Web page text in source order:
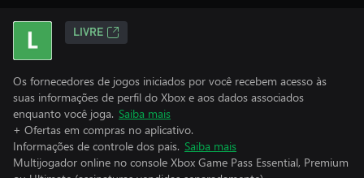
LIVRE
Os fornecedores de jogos iniciados por você recebem acesso às
suas informações de perfil do Xbox e aos dados associados
enquanto você joga. Saiba mais
+ Ofertas em compras no aplicativo.
Informações de controle dos pais. Saiba mais
Multijogador online no console Xbox Game Pass Essential, Premium